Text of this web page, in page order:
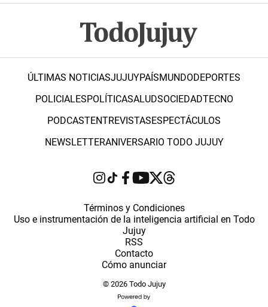
ÚLTIMAS NOTICIASJUJUYPAÍSMUNDODEPORTES
POLICIALESPOLÍTICASALUDSOCIEDADTECNO
PODCASTENTREVISTASESPECTÁCULOS
NEWSLETTERANIVERSARIO TODO JUJUY
Términos y Condiciones
Uso e instrumentación de la inteligencia artificial en Todo
Jujuy
RSS
Contacto
Cómo anunciar
© 2026 Todo Jujuy